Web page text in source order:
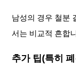
남성의 경우 철분
서는 비교적 흔합
추가 팁(특히